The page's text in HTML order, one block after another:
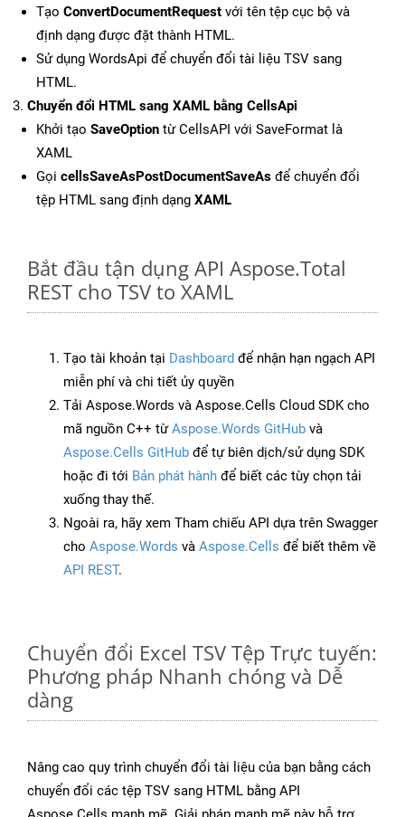
Tạo ConvertDocumentRequest với tên tệp cục bộ và
định dạng được đặt thành HTML.
Sử dụng WordsApi để chuyển đổi tài liệu TSV sang
HTML.
Chuyển đổi HTML sang XAML bằng CellsApi
Khởi tạo SaveOption từ CellsAPI với SaveFormat là
XAML
Gọi cellsSaveAsPostDocumentSaveAs để chuyển đổi
tệp HTML sang định dạng XAML
Bắt đầu tận dụng API Aspose.Total
REST cho TSV to XAML
Tạo tài khoản tại Dashboard để nhận hạn ngạch API
miễn phí và chi tiết ủy quyền
Tải Aspose.Words và Aspose.Cells Cloud SDK cho
mã nguồn C++ từAspose.Words GitHub và
Aspose.Cells GitHub để tự biên dịch/sử dụng SDK
hoặc đi tới Bản phát hành để biết các tùy chọn tải
xuống thay thế.
Ngoài ra, hãy xem Tham chiếu API dựa trên Swagger
cho Aspose.Words và Aspose.Cells để biết thêm về
API REST.
Chuyển đổi Excel TSV Tệp Trực tuyến:
Phương pháp Nhanh chóng và Dễ
dàng
Nâng cao quy trình chuyển đổi tài liệu của bạn bằng cách
chuyển đổi các tệp TSV sang HTML bằng API